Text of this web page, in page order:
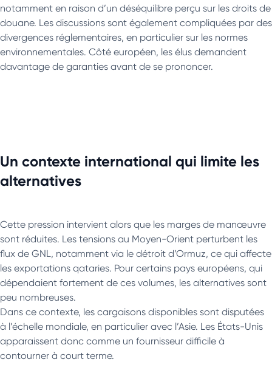
notamment en raison d’un déséquilibre perçu sur les droits de
douane. Les discussions sont également compliquées par des
divergences réglementaires, en particulier sur les normes
environnementales. Côté européen, les élus demandent
davantage de garanties avant de se prononcer.
Un contexte international qui limite les
alternatives
Cette pression intervient alors que les marges de manœuvre
sont réduites. Les tensions au Moyen-Orient perturbent les
flux de GNL, notamment via le détroit d’Ormuz, ce qui affecte
les exportations qataries. Pour certains pays européens, qui
dépendaient fortement de ces volumes, les alternatives sont
peu nombreuses.
Dans ce contexte, les cargaisons disponibles sont disputées
à l’échelle mondiale, en particulier avec l’Asie. Les États-Unis
apparaissent donc comme un fournisseur difficile à
contourner à court terme.